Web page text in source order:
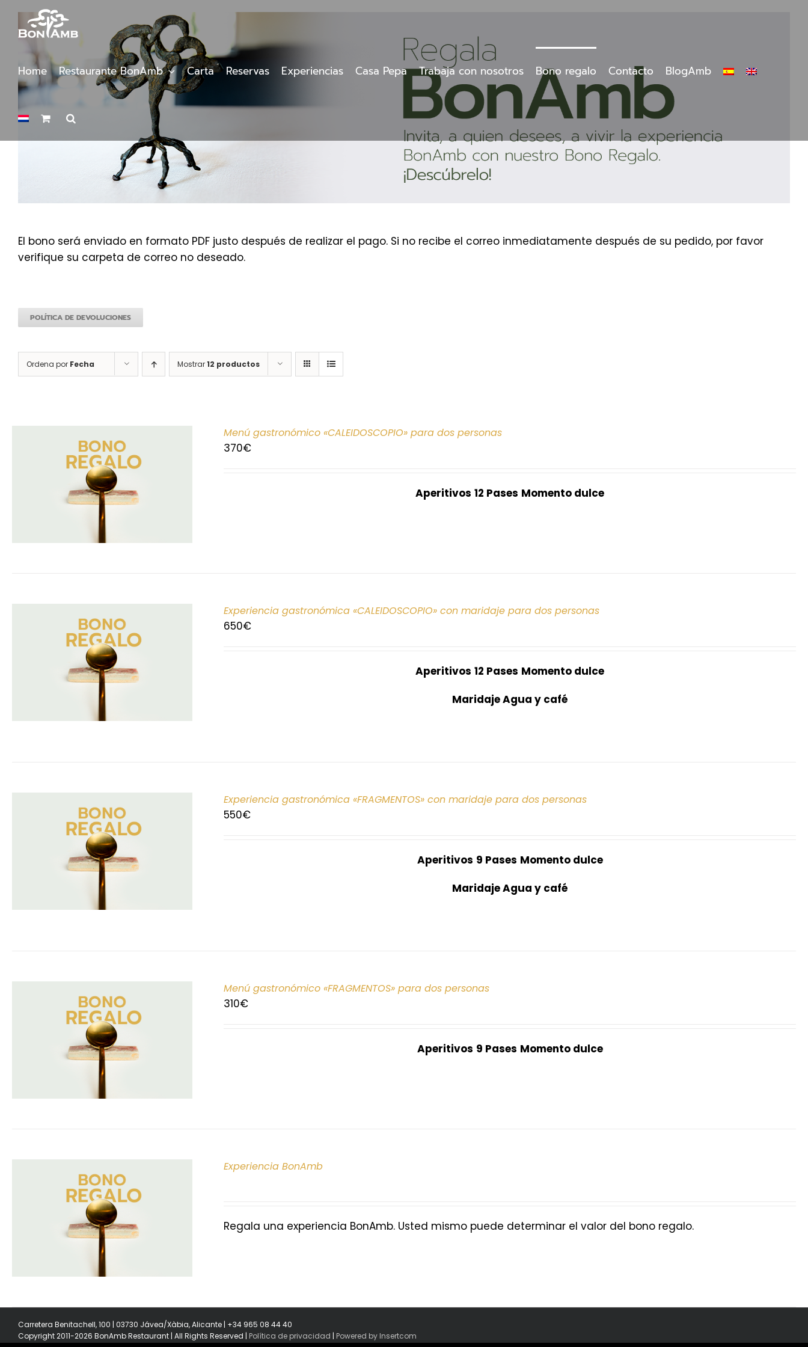
contenido
Home Restaurante BonAmb Carta Reservas Experiencias Casa Pepa Trabaja con nosotros Bono regalo Contacto BlogAmb
El bono será enviado en formato PDF justo después de realizar el pago. Si no recibe el correo inmediatamente después de su pedido, por favor
verifique su carpeta de correo no deseado.
POLÍTICA DE DEVOLUCIONES
Ordena por Fecha Mostrar12 productos
Menú gastronómico «CALEIDOSCOPIO» para dos personas
370€
Aperitivos 12 Pases Momento dulce
Experiencia gastronómica «CALEIDOSCOPIO» con maridaje para dos personas
650€
Aperitivos 12 Pases Momento dulce
Maridaje Agua y café
Experiencia gastronómica «FRAGMENTOS» con maridaje para dos personas
550€
Aperitivos 9 Pases Momento dulce
Maridaje Agua y café
Menú gastronómico «FRAGMENTOS» para dos personas
310€
Aperitivos 9 Pases Momento dulce
Experiencia BonAmb
Regala una experiencia BonAmb. Usted mismo puede determinar el valor del bono regalo.
Carretera Benitachell, 100 | 03730 Jávea/Xàbia, Alicante | +34 965 08 44 40
Copyright 2011-2026 BonAmb Restaurant | All Rights Reserved | Política de privacidad | Powered by Insertcom